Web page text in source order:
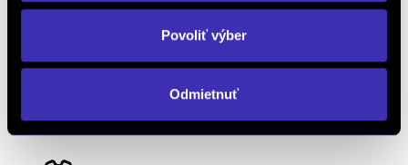
Povoliť výber
Odmietnuť
Objednať testovaciu jazdu